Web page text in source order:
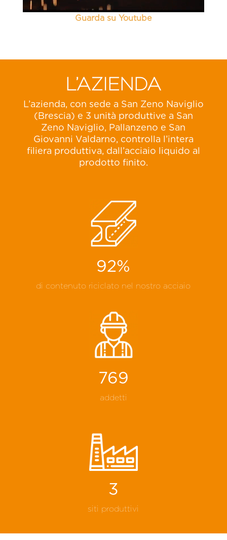
Guarda su Youtube
L’AZIENDA
L’azienda, con sede a San Zeno Naviglio
(Brescia) e 3 unità produttive a San
Zeno Naviglio, Pallanzeno e San
Giovanni Valdarno, controlla l’intera
filiera produttiva, dall’acciaio liquido al
prodotto finito.
92%
di contenuto riciclato nel nostro acciaio
769
addetti
3
siti produttivi